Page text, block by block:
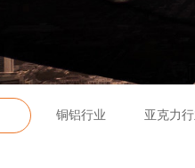
铜铝行业 亚克力